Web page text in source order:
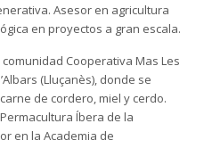
Asesor en agricultura
en proyectos a gran escala.
Cooperativa Mas Les
(Lluçanès), donde se
de cordero, miel y cerdo.
Íbera de la
en la Academia de